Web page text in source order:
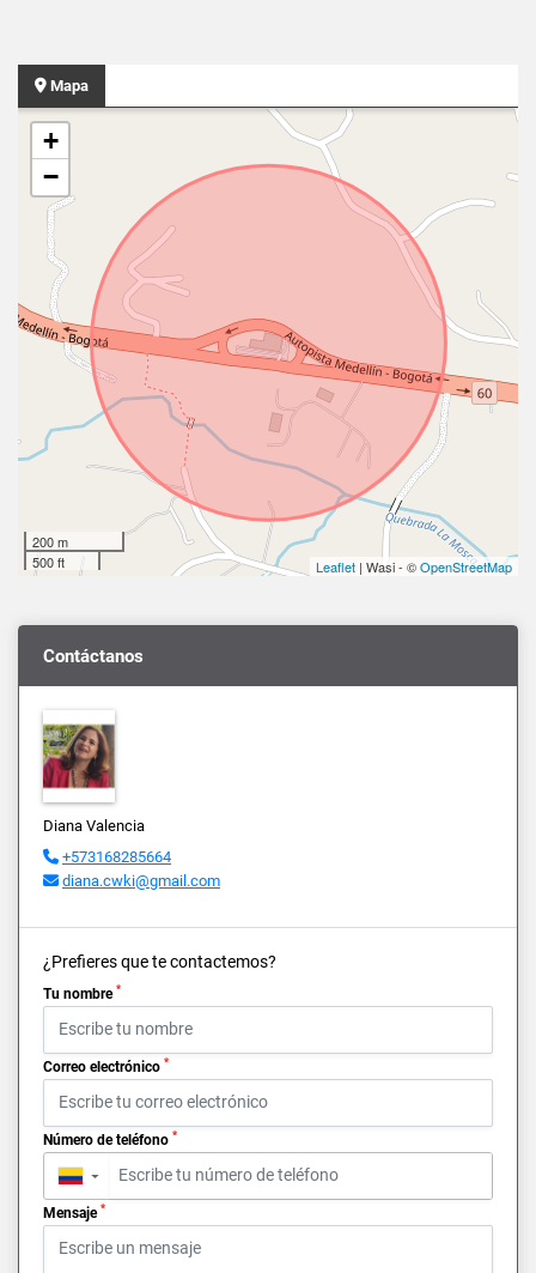
Mapa
+
−
200 m
500 ft
Leaflet | Wasi - ©OpenStreetMap
Contáctanos
Diana Valencia
+573168285664
diana.cwki@gmail.com
¿Prefieres que te contactemos?
Tu nombre *
Correo electrónico *
Número de teléfono *
▼
Mensaje *